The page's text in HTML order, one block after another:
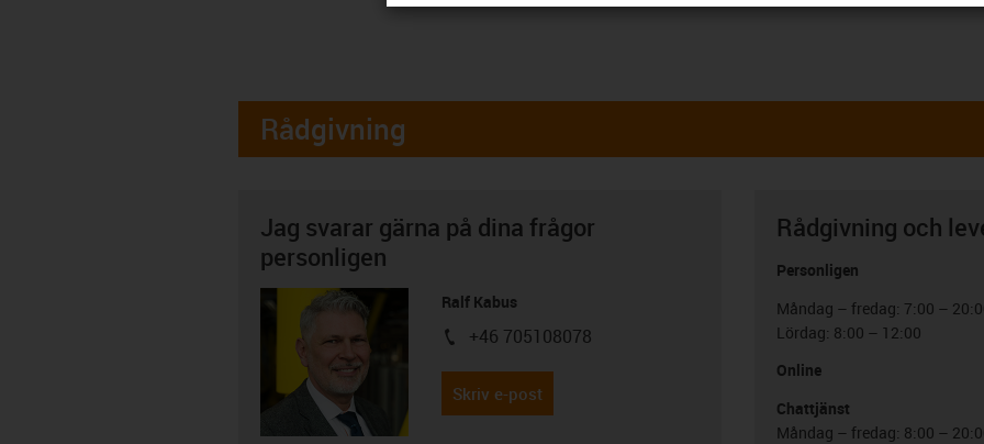
Rådgivning
Jag svarar gärna på dina frågor
personligen
Ralf Kabus
igus-icon-phone
+46 705108078
Skriv e-post
Rådgivning och
Personligen
Måndag – fredag: 7:00 –
Lördag: 8:00 – 12:00
Online
Chattjänst
Måndag – fredag: 8:00 –